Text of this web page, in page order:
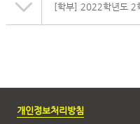
[학부] 2022학년도 2학
개인정보처리방침